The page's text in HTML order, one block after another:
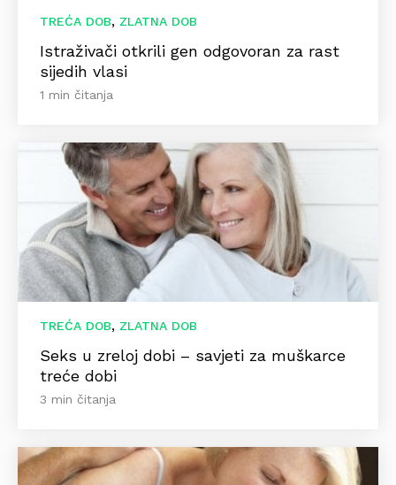
TREĆA DOB, ZLATNA DOB
Istraživači otkrili gen odgovoran za rast
sijedih vlasi
1 min čitanja
TREĆA DOB, ZLATNA DOB
Seks u zreloj dobi – savjeti za muškarce
treće dobi
3 min čitanja